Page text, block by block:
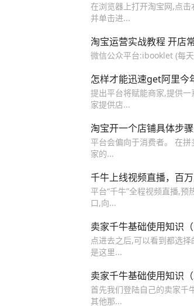
在浏览器上打开淘宝网,点
并单击进...
淘宝运营实战教程 开店
微信公众平台:ibooklet (每
怎样才能迅速get阿里今
提出平台将赋能商家,提供
家提供店...
淘宝开一个店铺具体步骤
平台会偏向于消费者。 在拼
家的...
千牛上线视频直播，百
平台“千牛”全程视频直播,
口,向...
卖家千牛基础使用知识（
点进去之后,可以看到都选
是这里...
卖家千牛基础使用知识（
首先我们登陆自己的卖家千
其他那...